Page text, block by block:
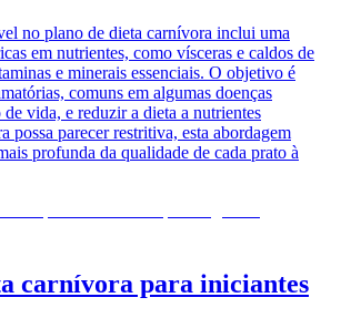
no plano de dieta carnívora inclui uma
em nutrientes, como vísceras e caldos de
e minerais essenciais. O objetivo é
comuns em algumas doenças
vida, e reduzir a dieta a nutrientes
possa parecer restritiva, esta abordagem
profunda da qualidade de cada prato à
carnívora para iniciantes